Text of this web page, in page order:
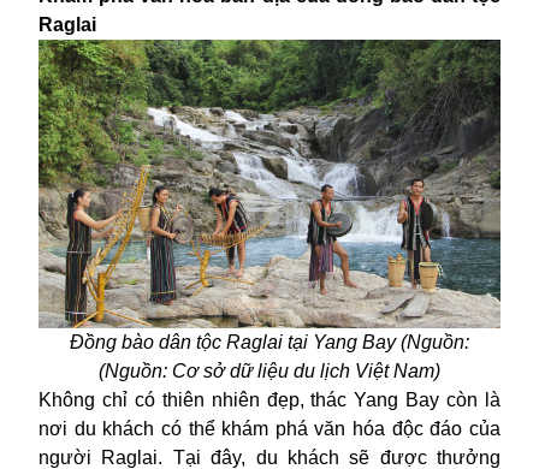
Raglai
Đồng bào dân tộc Raglai tại Yang Bay (Nguồn:
(Nguồn: Cơ sở dữ liệu du lịch Việt Nam)
Không chỉ có thiên nhiên đẹp, thác Yang Bay còn là
nơi du khách có thể khám phá văn hóa độc đáo của
người Raglai. Tại đây, du khách sẽ được thưởng